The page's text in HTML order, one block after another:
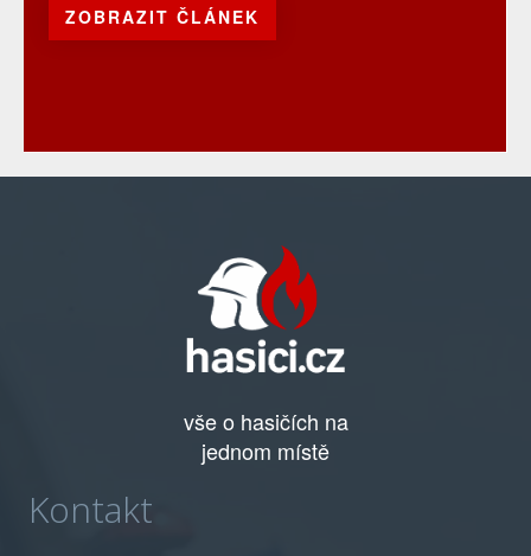
ZOBRAZIT ČLÁNEK
vše o hasičích na
jednom místě
Kontakt